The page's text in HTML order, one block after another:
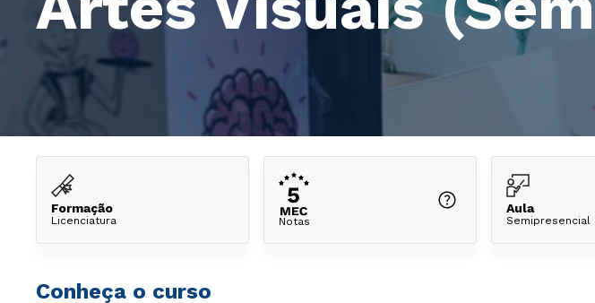
Formação
Licenciatura Notas
Aula
Semipresencial
Conheça o curso